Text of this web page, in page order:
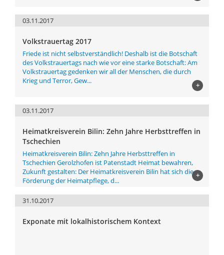
03.11.2017
Volkstrauertag 2017
Friede ist nicht selbstverständlich! Deshalb ist die Botschaft
des Volkstrauertags nach wie vor eine starke Botschaft: Am
Volkstrauertag gedenken wir all der Menschen, die durch
Krieg und Terror, Gew...
+
03.11.2017
Heimatkreisverein Bilin: Zehn Jahre Herbsttreffen in
Tschechien
Heimatkreisverein Bilin: Zehn Jahre Herbsttreffen in
Tschechien Gerolzhofen ist Patenstadt Heimat bewahren,
Zukunft gestalten: Der Heimatkreisverein Bilin hat sich die
Förderung der Heimatpflege, d...
+
31.10.2017
Exponate mit lokalhistorischem Kontext